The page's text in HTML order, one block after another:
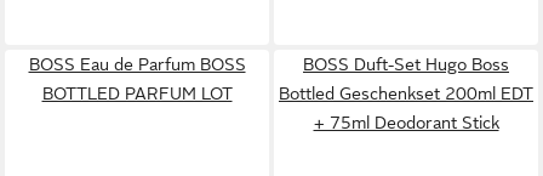
BOSS Eau de Parfum BOSS
BOTTLED PARFUM LOT
BOSS Duft-Set Hugo Boss
Bottled Geschenkset 200ml EDT
+ 75ml Deodorant Stick